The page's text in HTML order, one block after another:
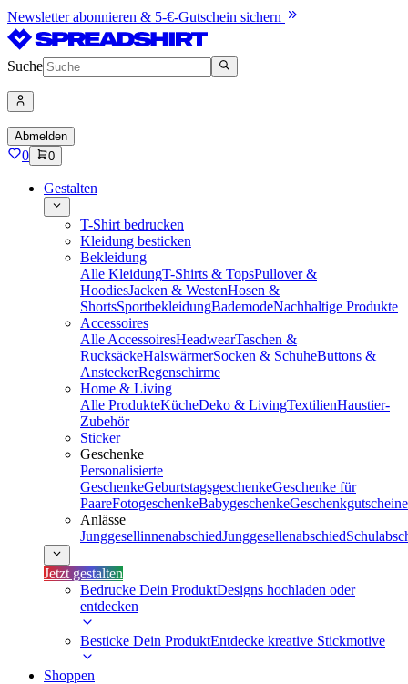
Newsletter abonnieren & 5-€-Gutschein sichern
Suche
Abmelden
0 0
Gestalten
T-Shirt bedrucken
Kleidung besticken
Bekleidung
Alle KleidungT-Shirts & TopsPullover &
HoodiesJacken & WestenHosen &
ShortsSportbekleidungBademodeNachhaltige Produkte
Accessoires
Alle AccessoiresHeadwearTaschen &
RucksäckeHalswärmerSocken & SchuheButtons &
AnsteckerRegenschirme
Home & Living
Alle ProdukteKücheDeko & LivingTextilienHaustier-
Zubehör
Sticker
Geschenke
Personalisierte
GeschenkeGeburtstagsgeschenkeGeschenke für
PaareFotogeschenkeBabygeschenkeGeschenkgutscheine
Anlässe
JunggesellinnenabschiedJunggesellenabschied
Jetzt gestalten
Bedrucke Dein ProduktDesigns hochladen oder
entdecken
Besticke Dein ProduktEntdecke kreative Stickmotive
Shoppen